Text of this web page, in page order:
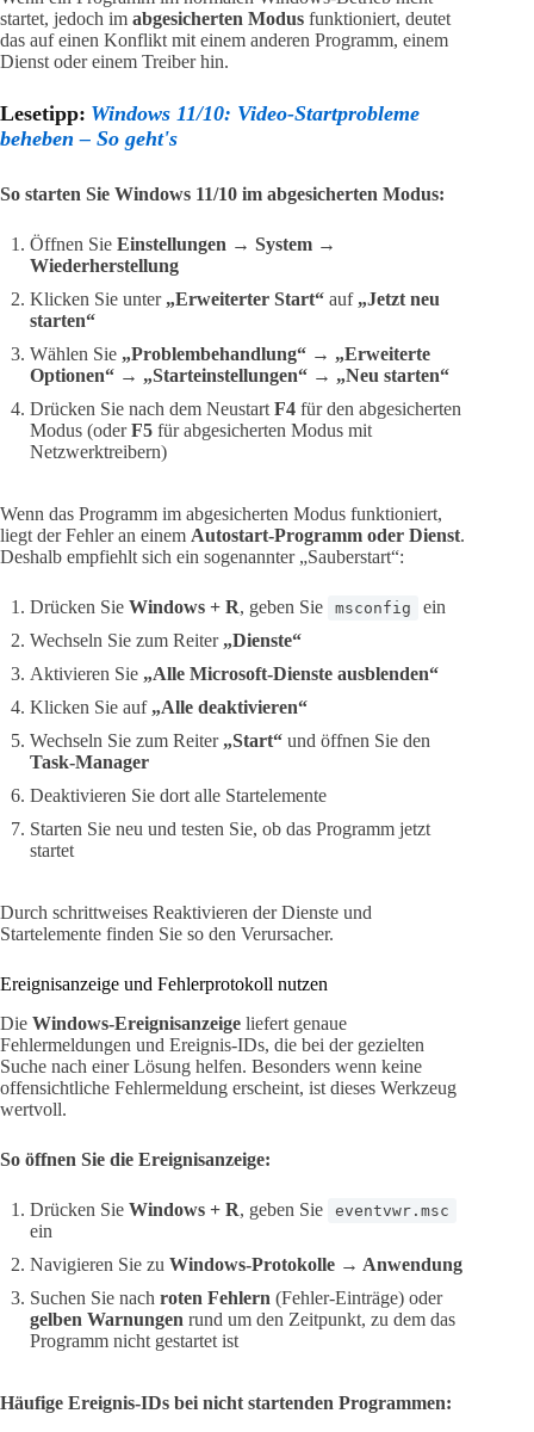
startet, jedoch im abgesicherten Modus funktioniert, deutet
das auf einen Konflikt mit einem anderen Programm, einem
Dienst oder einem Treiber hin.
Lesetipp: Windows 11/10: Video-Startprobleme
beheben – So geht's
So starten Sie Windows 11/10 im abgesicherten Modus:
Öffnen Sie Einstellungen → System →
Wiederherstellung
Klicken Sie unter „Erweiterter Start“ auf „Jetzt neu
starten“
Wählen Sie „Problembehandlung“ → „Erweiterte
Optionen“ → „Starteinstellungen“ → „Neu starten“
Drücken Sie nach dem Neustart F4 für den abgesicherten
Modus (oderF5 für abgesicherten Modus mit
Netzwerktreibern)
Wenn das Programm im abgesicherten Modus funktioniert,
liegt der Fehler an einem Autostart-Programm oder Dienst.
Deshalb empfiehlt sich ein sogenannter „Sauberstart“:
Drücken Sie Windows + R, geben Sie msconfig
ein
Wechseln Sie zum Reiter „Dienste“
Aktivieren Sie „Alle Microsoft-Dienste ausblenden“
Klicken Sie auf „Alle deaktivieren“
Wechseln Sie zum Reiter „Start“ und öffnen Sie den
Task-Manager
Deaktivieren Sie dort alle Startelemente
Starten Sie neu und testen Sie, ob das Programm jetzt
startet
Durch schrittweises Reaktivieren der Dienste und
Startelemente finden Sie so den Verursacher.
Ereignisanzeige und Fehlerprotokoll nutzen
Die Windows-Ereignisanzeige liefert genaue
Fehlermeldungen und Ereignis-IDs, die bei der gezielten
Suche nach einer Lösung helfen. Besonders wenn keine
offensichtliche Fehlermeldung erscheint, ist dieses Werkzeug
wertvoll.
So öffnen Sie die Ereignisanzeige:
Drücken Sie Windows + R, geben Sie eventvwr.msc
ein
Navigieren Sie zu Windows-Protokolle → Anwendung
Suchen Sie nach roten Fehlern (Fehler-Einträge) oder
gelben Warnungen rund um den Zeitpunkt, zu dem das
Programm nicht gestartet ist
Häufige Ereignis-IDs bei nicht startenden Programmen: